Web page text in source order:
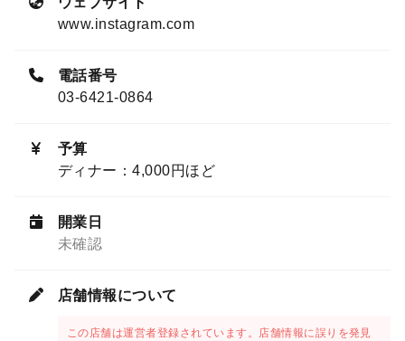
www.instagram.com
電話番号
03-6421-0864
予算
ディナー：4,000円ほど
開業日
未確認
店舗情報について
この店舗は運営者登録されています。店舗情報に誤りを発見